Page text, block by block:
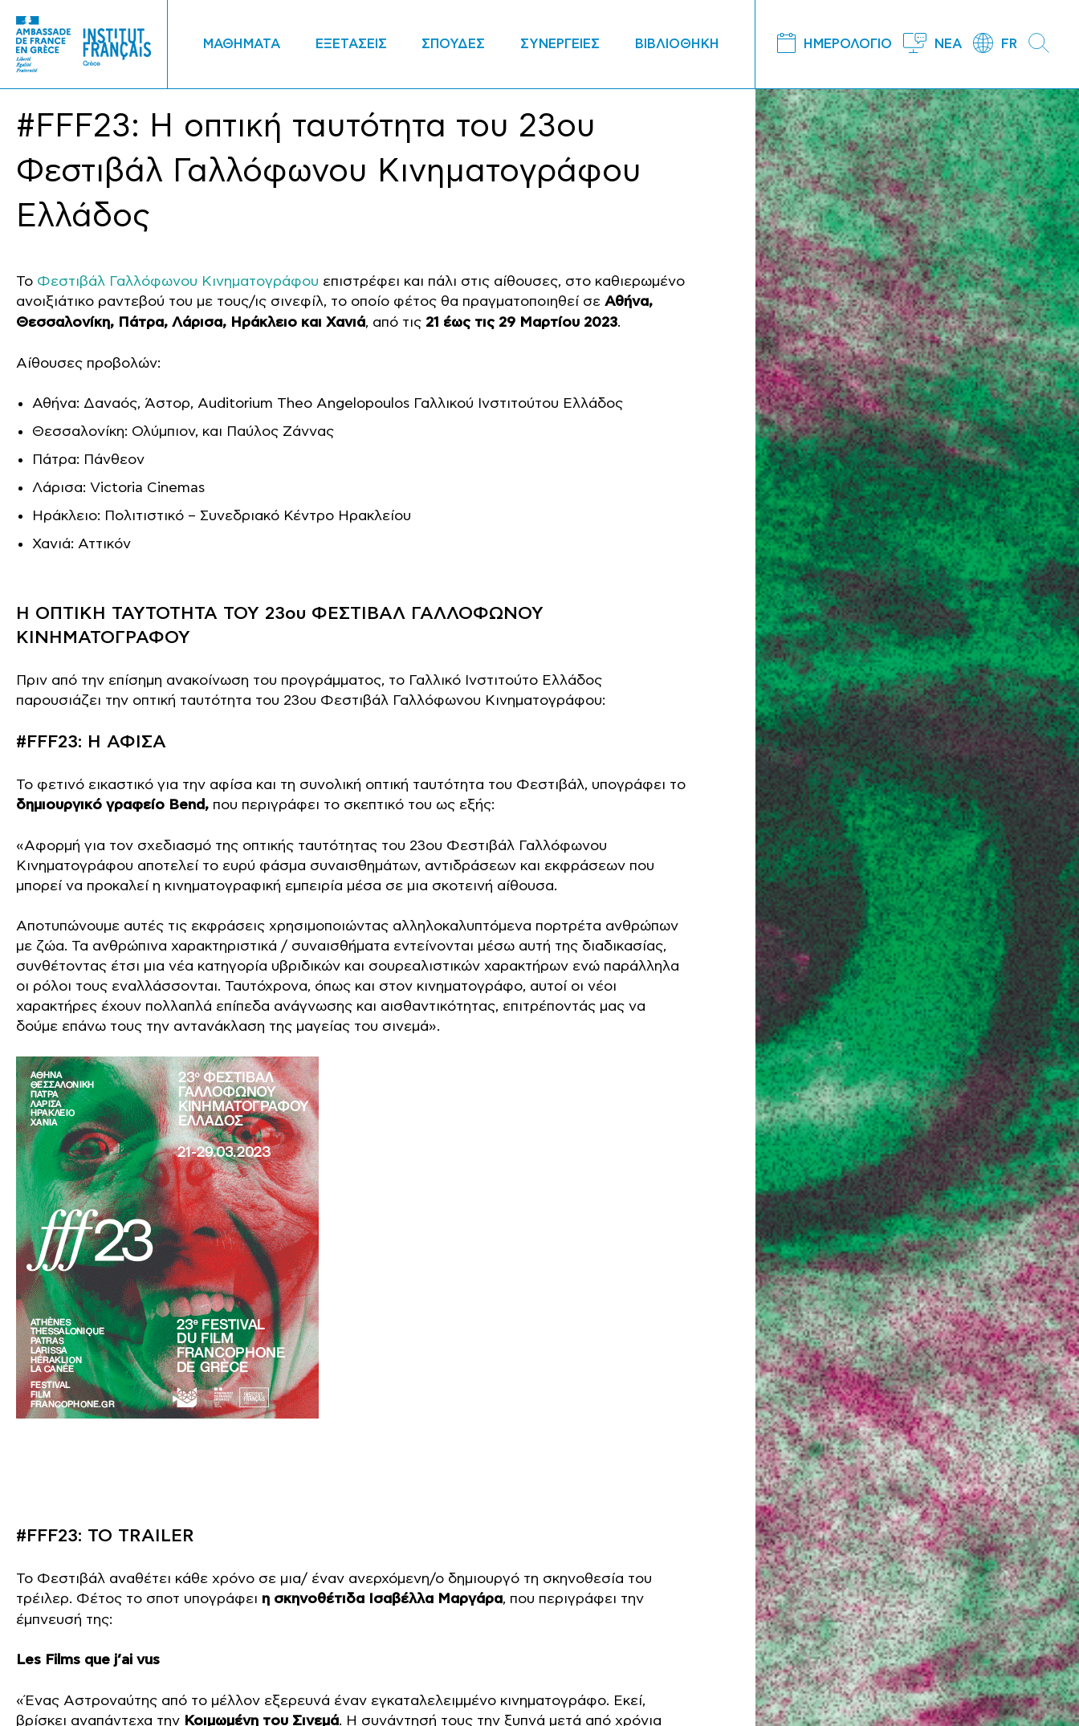
ΜΑΘΗΜΑΤΑ ΕΞΕΤΑΣΕΙΣ ΣΠΟΥΔΕΣ ΣΥΝΕΡΓΕΙΕΣ ΒΙΒΛΙΟΘΗΚΗ ΗΜΕΡΟΛΟΓΙΟ ΝΕΑ FR
#FFF23: Η οπτική ταυτότητα του 23ου
Φεστιβάλ Γαλλόφωνου Κινηματογράφου
Ελλάδος
Το Φεστιβάλ Γαλλόφωνου Κινηματογράφου επιστρέφει και πάλι στις αίθουσες, στο καθιερωμένο
ανοιξιάτικο ραντεβού του με τους/ις σινεφίλ, το οποίο φέτος θα πραγματοποιηθεί σε Αθήνα,
Θεσσαλονίκη, Πάτρα, Λάρισα, Ηράκλειο και Χανιά, από τις 21 έως τις 29 Μαρτίου 2023.
Αίθουσες προβολών:
Αθήνα: Δαναός, Άστορ, Auditorium Theo Angelopoulos Γαλλικού Ινστιτούτου Ελλάδος
Θεσσαλονίκη: Ολύμπιον, και Παύλος Ζάννας
Πάτρα: Πάνθεον
Λάρισα: Victoria Cinemas
Ηράκλειο: Πολιτιστικό – Συνεδριακό Κέντρο Ηρακλείου
Χανιά: Αττικόν
Η ΟΠΤΙΚΗ ΤΑΥΤΟΤΗΤΑ ΤΟΥ 23ου ΦΕΣΤΙΒΑΛ ΓΑΛΛΟΦΩΝΟΥ
ΚΙΝΗΜΑΤΟΓΡΑΦΟΥ
Πριν από την επίσημη ανακοίνωση του προγράμματος, το Γαλλικό Ινστιτούτο Ελλάδος
παρουσιάζει την οπτική ταυτότητα του 23ου Φεστιβάλ Γαλλόφωνου Κινηματογράφου:
#FFF23: H ΑΦΙΣΑ
Το φετινό εικαστικό για την αφίσα και τη συνολική οπτική ταυτότητα του Φεστιβάλ, υπογράφει το
δημιουργικό γραφείο Bend, που περιγράφει το σκεπτικό του ως εξής:
«Αφορμή για τον σχεδιασμό της οπτικής ταυτότητας του 23ου Φεστιβάλ Γαλλόφωνου
Κινηματογράφου αποτελεί το ευρύ φάσμα συναισθημάτων, αντιδράσεων και εκφράσεων που
μπορεί να προκαλεί η κινηματογραφική εμπειρία μέσα σε μια σκοτεινή αίθουσα.
Αποτυπώνουμε αυτές τις εκφράσεις χρησιμοποιώντας αλληλοκαλυπτόμενα πορτρέτα ανθρώπων
με ζώα. Τα ανθρώπινα χαρακτηριστικά / συναισθήματα εντείνονται μέσω αυτή της διαδικασίας,
συνθέτοντας έτσι μια νέα κατηγορία υβριδικών και σουρεαλιστικών χαρακτήρων ενώ παράλληλα
οι ρόλοι τους εναλλάσσονται. Ταυτόχρονα, όπως και στον κινηματογράφο, αυτοί οι νέοι
χαρακτήρες έχουν πολλαπλά επίπεδα ανάγνωσης και αισθαντικότητας, επιτρέποντάς μας να
δούμε επάνω τους την αντανάκλαση της μαγείας του σινεμά».
#FFF23: ΤΟ TRAILER
Το Φεστιβάλ αναθέτει κάθε χρόνο σε μια/ έναν ανερχόμενη/ο δημιουργό τη σκηνοθεσία του
τρέιλερ. Φέτος το σποτ υπογράφει η σκηνοθέτιδα Ισαβέλλα Μαργάρα, που περιγράφει την
έμπνευσή της:
Les Films que j’ai vus
«Ένας Αστροναύτης από το μέλλον εξερευνά έναν εγκαταλελειμμένο κινηματογράφο. Εκεί,
βρίσκει αναπάντεχα την Κοιμωμένη του Σινεμά. Η συνάντησή τους την ξυπνά μετά από χρόνια